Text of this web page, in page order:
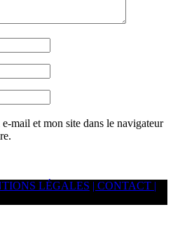
mail et mon site dans le navigateur
LÉGALES | CONTACT |